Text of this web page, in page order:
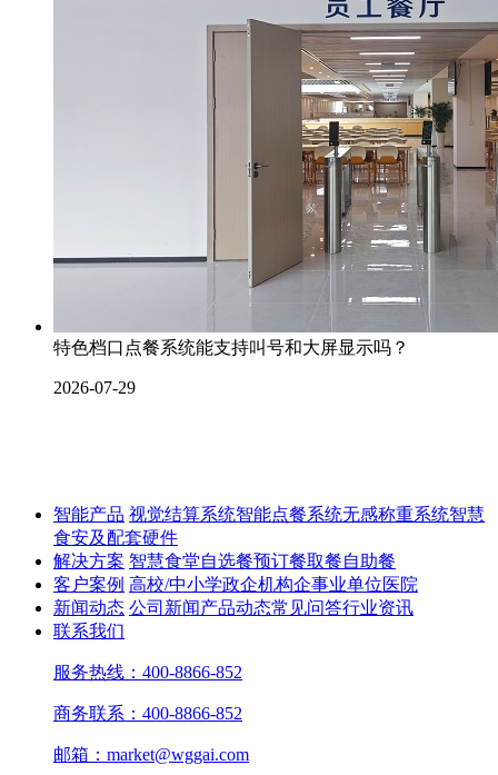
特色档口点餐系统能支持叫号和大屏显示吗？
2026-07-29
智能产品 视觉结算系统智能点餐系统无感称重系统智慧
食安及配套硬件
解决方案 智慧食堂自选餐预订餐取餐自助餐
客户案例 高校/中小学政企机构企事业单位医院
新闻动态 公司新闻产品动态常见问答行业资讯
联系我们
服务热线：400-8866-852
商务联系：400-8866-852
邮箱：market@wggai.com